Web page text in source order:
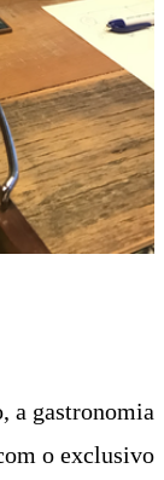
a gastronomia
o exclusivo